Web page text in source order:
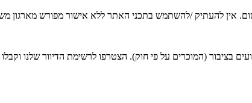
אין להעתיק /להשתמש בתכני האתר ללא אישור מפורש מארגון
(המוכרים על פי חוק). הצטרפו לרשימת הדיוור שלנו